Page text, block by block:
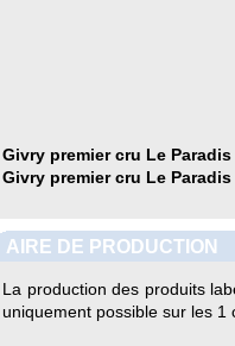
Givry premier cru Le
Givry premier cru Le
AIRE DE PRODUCTION
La production des produits
uniquement possible sur les 1